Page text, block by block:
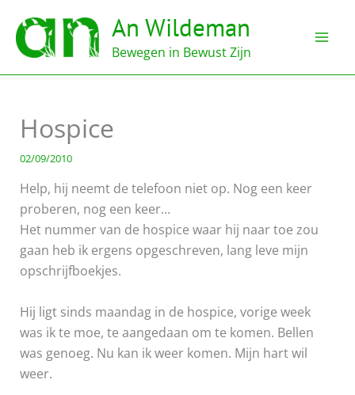
naar
inhoud
An Wildeman
Bewegen in Bewust Zijn
Hospice
02/09/2010
Help, hij neemt de telefoon niet op. Nog een keer
proberen, nog een keer…
Het nummer van de hospice waar hij naar toe zou
gaan heb ik ergens opgeschreven, lang leve mijn
opschrijfboekjes.
Hij ligt sinds maandag in de hospice, vorige week
was ik te moe, te aangedaan om te komen. Bellen
was genoeg. Nu kan ik weer komen. Mijn hart wil
weer.